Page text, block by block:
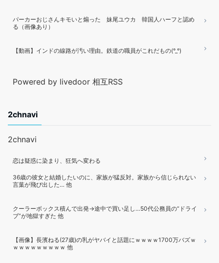
パーカーおじさんキモいと煽った 妹尾ユウカ 韓国人ハーフと認め
る（画像あり）
【動画】インドの線路が汚い理由。鉄道の職員がこれだもの(°_°)
Powered by livedoor 相互RSS
2chnavi
2chnavi
恋は疑惑に染まり、狂気へ変わる
36歳の彼女と結婚したいのに、家族が猛反対。家族から信じられない
言葉が飛び出した… 他
クーラーボックス積んで出発→途中で買い足し…50代公務員の“ドライ
ブ”が地獄すぎた 他
【画像】長濱ねる(27歳)の乳がヤバイと話題にｗｗｗｗ1700万バズｗ
ｗｗｗｗｗｗｗｗｗ 他